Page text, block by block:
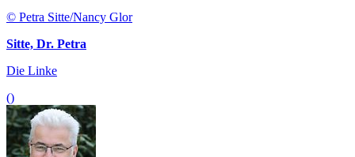
© Petra Sitte/Nancy Glor
Sitte, Dr. Petra
Die Linke
()